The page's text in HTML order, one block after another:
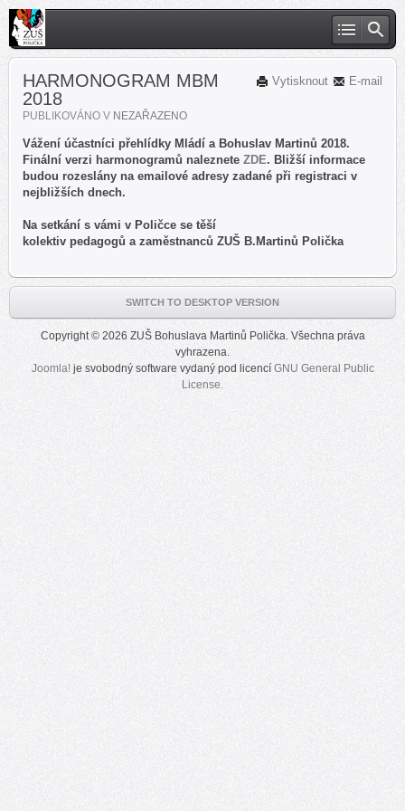
E-mail
Vytisknout
HARMONOGRAM MBM
2018
PUBLIKOVÁNO V NEZAŘAZENO
Vážení účastníci přehlídky Mládí a Bohuslav Martinů 2018.
Finální verzi harmonogramů naleznete ZDE. Bližší informace
budou rozeslány na emailové adresy zadané při registraci v
nejbližších dnech.
Na setkání s vámi v Poličce se těší
kolektiv pedagogů a zaměstnanců ZUŠ B.Martinů Polička
SWITCH TO DESKTOP VERSION
Copyright © 2026 ZUŠ Bohuslava Martinů Polička. Všechna práva
vyhrazena.
Joomla!je svobodný software vydaný pod licencí GNU General Public
License.